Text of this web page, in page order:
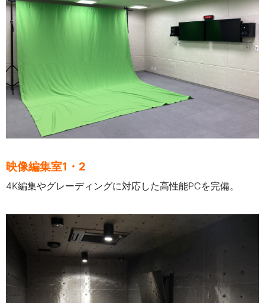
映像編集室1・2
4K編集やグレーディングに対応した高性能PCを完備。